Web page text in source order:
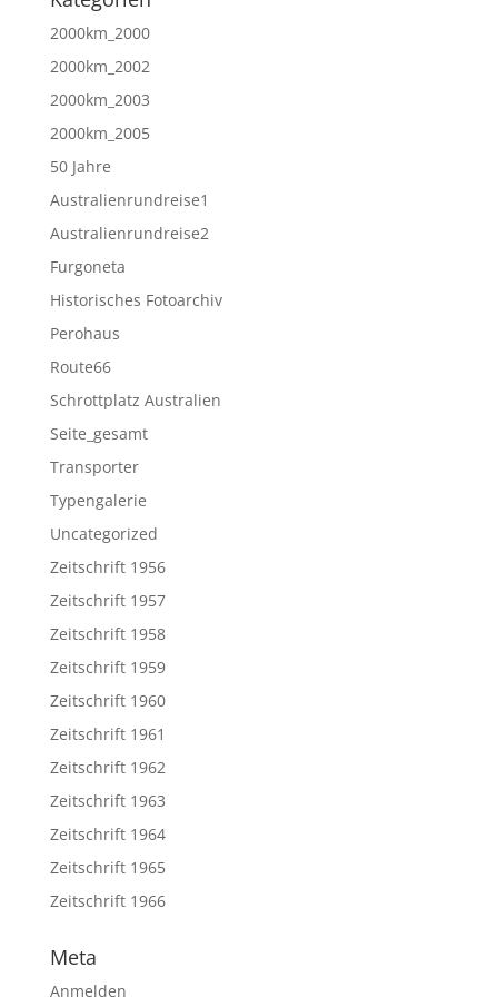
2000km_2000
2000km_2002
2000km_2003
2000km_2005
50 Jahre
Australienrundreise1
Australienrundreise2
Furgoneta
Historisches Fotoarchiv
Perohaus
Route66
Schrottplatz Australien
Seite_gesamt
Transporter
Typengalerie
Uncategorized
Zeitschrift 1956
Zeitschrift 1957
Zeitschrift 1958
Zeitschrift 1959
Zeitschrift 1960
Zeitschrift 1961
Zeitschrift 1962
Zeitschrift 1963
Zeitschrift 1964
Zeitschrift 1965
Zeitschrift 1966
Meta
Anmelden